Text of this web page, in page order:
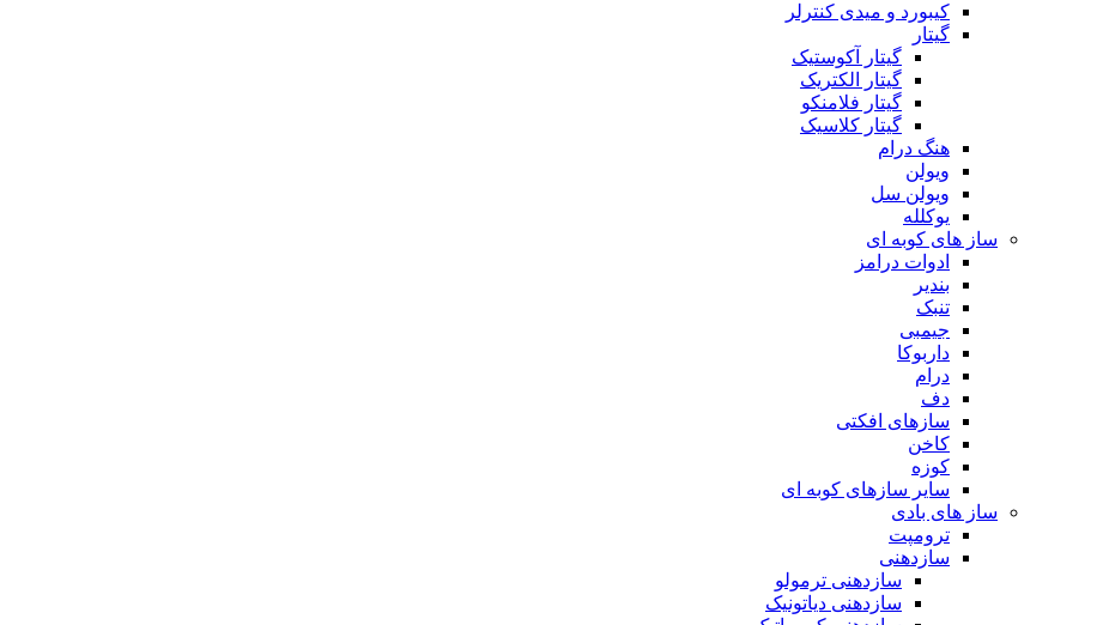
کیبورد و میدی کنترلر
گیتار
گیتار آکوستیک
گیتار الکتریک
گیتار فلامنکو
گیتار کلاسیک
هنگ درام
ویولن
ویولن سل
یوکلله
ساز های کوبه ای
ادوات درامز
بندیر
تنبک
جیمبی
داربوکا
درام
دف
سازهای افکتی
کاخن
کوزه
سایر سازهای کوبه ای
ساز های بادی
ترومپت
سازدهنی
سازدهنی ترمولو
سازدهنی دیاتونیک